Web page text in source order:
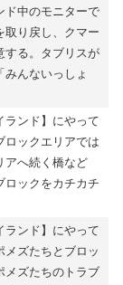
ド中のモニターで
取り戻し、クマー
する。タブリスが
んないっしょ
ランド】にやって
ロックエリアでは
アへ続く橋など
ロックをカチカチ
ランド】にやって
メズたちとブロッ
メズたちのトラブ